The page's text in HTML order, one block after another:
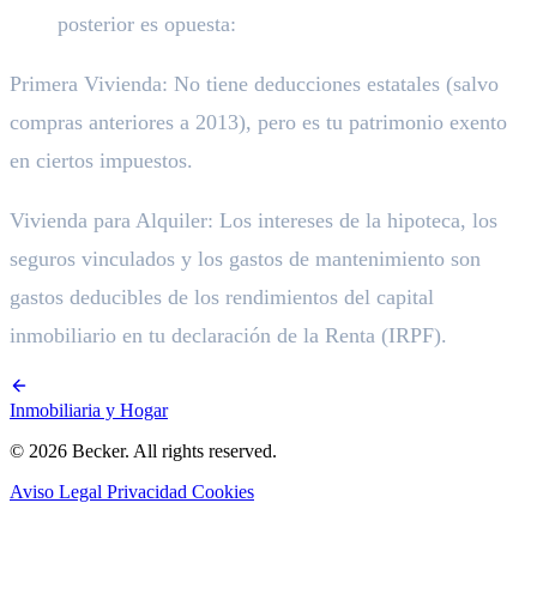
posterior es opuesta:
Primera Vivienda: No tiene deducciones estatales (salvo
compras anteriores a 2013), pero es tu patrimonio exento
en ciertos impuestos.
Vivienda para Alquiler: Los intereses de la hipoteca, los
seguros vinculados y los gastos de mantenimiento son
gastos deducibles de los rendimientos del capital
inmobiliario en tu declaración de la Renta (IRPF).
Inmobiliaria y Hogar
© 2026 Becker. All rights reserved.
Aviso Legal Privacidad Cookies